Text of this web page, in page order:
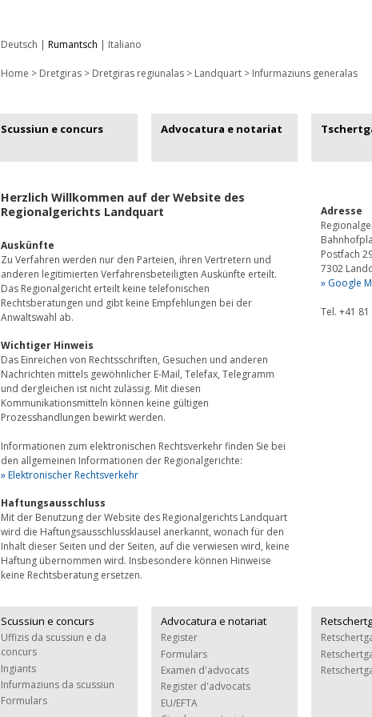
Deutsch | Rumantsch | Italiano
Home > Dretgiras > Dretgiras regiunalas > Landquart > Infurmaziuns generalas
Scussiun e concurs Advocatura e notariat
Adresse
Postfach
7302
» Google
Tel. +41
Herzlich Willkommen auf der Website des
Regionalgerichts Landquart
Auskünfte
Zu Verfahren werden nur den Parteien, ihren Vertretern und
anderen legitimierten Verfahrensbeteiligten Auskünfte erteilt.
Das Regionalgericht erteilt keine telefonischen
Rechtsberatungen und gibt keine Empfehlungen bei der
Anwaltswahl ab.
Wichtiger Hinweis
Das Einreichen von Rechtsschriften, Gesuchen und anderen
Nachrichten mittels gewöhnlicher E-Mail, Telefax, Telegramm
und dergleichen ist nicht zulässig. Mit diesen
Kommunikationsmitteln können keine gültigen
Prozesshandlungen bewirkt werden.
Informationen zum elektronischen Rechtsverkehr finden Sie bei
den allgemeinen Informationen der Regionalgerichte:
» Elektronischer Rechtsverkehr
Haftungsausschluss
Mit der Benutzung der Website des Regionalgerichts Landquart
wird die Haftungsausschlussklausel anerkannt, wonach für den
Inhalt dieser Seiten und der Seiten, auf die verwiesen wird, keine
Haftung übernommen wird. Insbesondere können Hinweise
keine Rechtsberatung ersetzen.
Scussiun e concurs
Uffizis da scussiun e da
concurs
Ingiants
Infurmaziuns da scussiun
Formulars
Advocatura e notariat
Register
Formulars
Examen d'advocats
Register d'advocats
EU/EFTA